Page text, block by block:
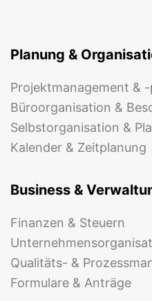
Planung &
Projektmanagement &
Büroorganisation &
Selbstorganisation &
Kalender & Zeitplanung
Business &
Finanzen & Steuern
Qualitäts- &
Formulare & Anträge